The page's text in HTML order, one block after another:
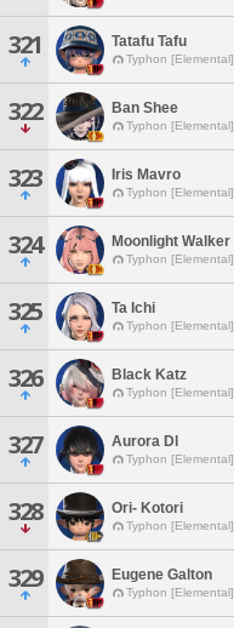
321 Tatafu Tafu
Typhon [Elemental]
322 Ban Shee
Typhon [Elemental]
323 Iris Mavro
Typhon [Elemental]
324 Moonlight Walker
Typhon [Elemental]
325 Ta Ichi
Typhon [Elemental]
326 Black Katz
Typhon [Elemental]
327 Aurora Dl
Typhon [Elemental]
328 Ori- Kotori
Typhon [Elemental]
329 Eugene Galton
Typhon [Elemental]